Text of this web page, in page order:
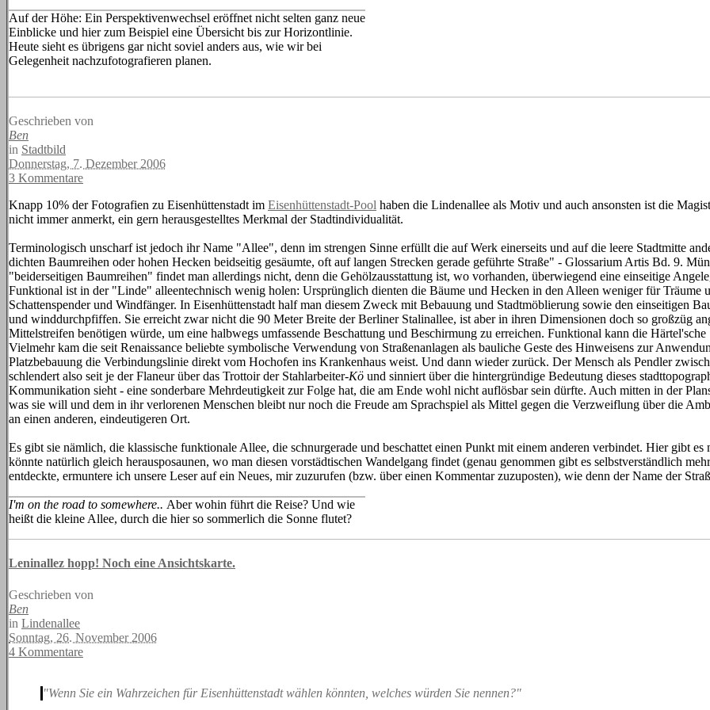
Auf der Höhe: Ein Perspektivenwechsel eröffnet nicht selten ganz neue
Einblicke und hier zum Beispiel eine Übersicht bis zur Horizontlinie.
Heute sieht es übrigens gar nicht soviel anders aus, wie wir bei
Gelegenheit nachzufotografieren planen.
Geschrieben von
Ben
in Stadtbild
Donnerstag, 7. Dezember 2006
3 Kommentare
Knapp 10% der Fotografien zu Eisenhüttenstadt im Eisenhüttenstadt-Pool haben die Lindenallee als Motiv und auch ansonsten ist die
nicht immer anmerkt, ein gern herausgestelltes Merkmal der Stadtindividualität.
Terminologisch unscharf ist jedoch ihr Name "Allee", denn im strengen Sinne erfüllt die auf Werk einerseits und auf die leere Stadtmitte
dichten Baumreihen oder hohen Hecken beidseitig gesäumte, oft auf langen Strecken gerade geführte Straße" - Glossarium Artis Bd. 9.
"beiderseitigen Baumreihen" findet man allerdings nicht, denn die Gehölzausstattung ist, wo vorhanden, überwiegend eine einseitige
Funktional ist in der "Linde" alleentechnisch wenig holen: Ursprünglich dienten die Bäume und Hecken in den Alleen weniger für Träume
Schattenspender und Windfänger. In Eisenhüttenstadt half man diesem Zweck mit Bebauung und Stadtmöblierung sowie den einseitigen
und winddurchpfiffen. Sie erreicht zwar nicht die 90 Meter Breite der Berliner Stalinallee, ist aber in ihren Dimensionen doch so großzüg
Mittelstreifen benötigen würde, um eine halbwegs umfassende Beschattung und Beschirmung zu erreichen. Funktional kann die
Vielmehr kam die seit Renaissance beliebte symbolische Verwendung von Straßenanlagen als bauliche Geste des Hinweisens zur
Platzbebauung die Verbindungslinie direkt vom Hochofen ins Krankenhaus weist. Und dann wieder zurück. Der Mensch als Pendler
schlendert also seit je der Flaneur über das Trottoir der Stahlarbeiter-Kö und sinniert über die hintergründige Bedeutung dieses
Kommunikation sieht - eine sonderbare Mehrdeutigkeit zur Folge hat, die am Ende wohl nicht auflösbar sein dürfte. Auch mitten in der
was sie will und dem in ihr verlorenen Menschen bleibt nur noch die Freude am Sprachspiel als Mittel gegen die Verzweiflung über die
an einen anderen, eindeutigeren Ort.
Es gibt sie nämlich, die klassische funktionale Allee, die schnurgerade und beschattet einen Punkt mit einem anderen verbindet. Hier gibt
könnte natürlich gleich herausposaunen, wo man diesen vorstädtischen Wandelgang findet (genau genommen gibt es selbstverständlich
entdeckte, ermuntere ich unsere Leser auf ein Neues, mir zuzurufen (bzw. über einen Kommentar zuzuposten), wie denn der Name der
I'm on the road to somewhere.. Aber wohin führt die Reise? Und wie
heißt die kleine Allee, durch die hier so sommerlich die Sonne flutet?
Leninallez hopp! Noch eine Ansichtskarte.
Geschrieben von
Ben
in Lindenallee
Sonntag, 26. November 2006
4 Kommentare
"Wenn Sie ein Wahrzeichen für Eisenhüttenstadt wählen könnten, welches würden Sie nennen?"